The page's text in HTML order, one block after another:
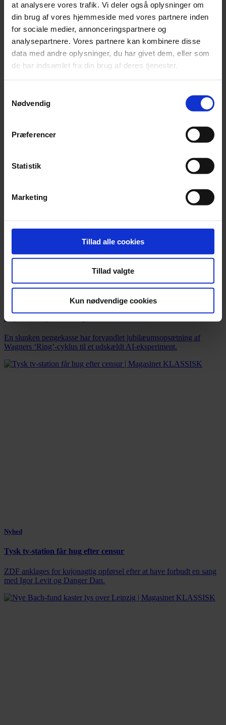
at analysere vores trafik. Vi deler også oplysninger om
din brug af vores hjemmeside med vores partnere inden
for sociale medier, annonceringspartnere og
analysepartnere. Vores partnere kan kombinere disse
data med andre oplysninger, du har givet dem, eller som
de har indsamlet fra din brug af deres tjenester.
Nødvendig
Præferencer
Statistik
Marketing
Tillad alle cookies
Tillad valgte
Kun nødvendige cookies
Annonce
FLERE NYHEDER
Bayreuths nye ‘AI Ring’ får hård medfart
En slunken pengekasse har forvandlet jubilæumsopsætning af
Wagners ‘Ring’-cyklus til et udskældt AI-eksperiment.
Nyhed
Tysk tv-station får hug efter censur
ZDF anklages for kujonagtig opførsel efter at have forbudt en sang
med Igor Levit og Danger Dan.